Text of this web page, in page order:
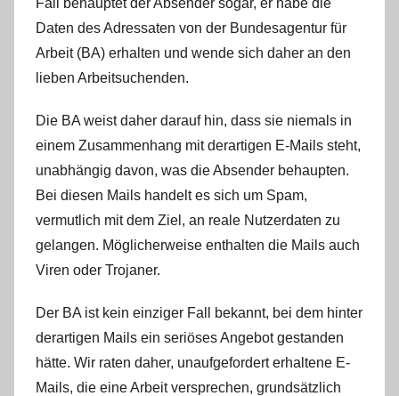
Daten des Adressaten von der Bundesagentur für
Arbeit (BA) erhalten und wende sich daher an den
lieben Arbeitsuchenden.
Die BA weist daher darauf hin, dass sie niemals in
einem Zusammenhang mit derartigen E-Mails steht,
unabhängig davon, was die Absender behaupten.
Bei diesen Mails handelt es sich um Spam,
vermutlich mit dem Ziel, an reale Nutzerdaten zu
gelangen. Möglicherweise enthalten die Mails auch
Viren oder Trojaner.
Der BA ist kein einziger Fall bekannt, bei dem hinter
derartigen Mails ein seriöses Angebot gestanden
hätte. Wir raten daher, unaufgefordert erhaltene E-
Mails, die eine Arbeit versprechen, grundsätzlich